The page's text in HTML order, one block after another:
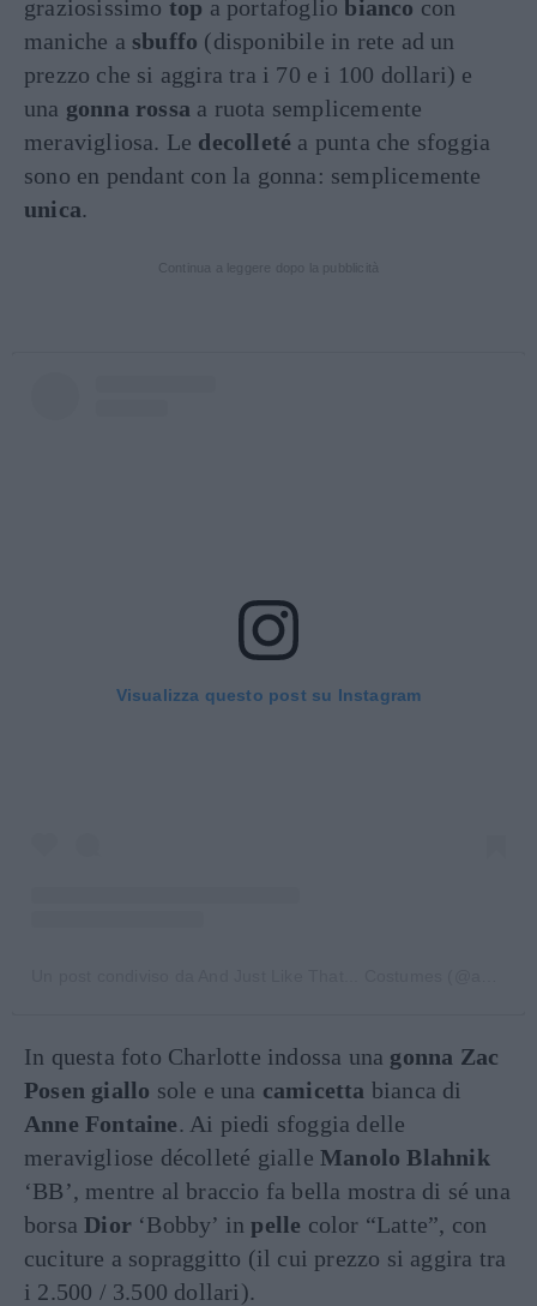
graziosissimo top a portafogliobianco con
maniche a sbuffo (disponibile in rete ad un
prezzo che si aggira tra i 70 e i 100 dollari) e
una gonna rossa a ruota semplicemente
meravigliosa. Le decolleté a punta che sfoggia
sono en pendant con la gonna: semplicemente
unica.
Visualizza questo post su Instagram
In questa foto Charlotte indossa una gonna Zac
Posen giallo sole e una camicetta bianca di
Anne Fontaine. Ai piedi sfoggia delle
meravigliose décolleté gialle Manolo Blahnik
‘BB’, mentre al braccio fa bella mostra di sé una
borsaDior ‘Bobby’ inpelle color “Latte”, con
cuciture a sopraggitto (il cui prezzo si aggira tra
i 2.500 / 3.500 dollari).